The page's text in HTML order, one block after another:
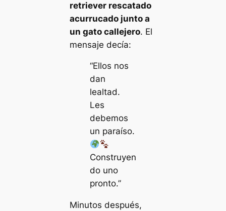
retriever rescatado
acurrucado junto a
un gato callejero. El
mensaje decía:
“Ellos nos
dan
lealtad.
Les
debemos
un paraíso.
Construyen
do uno
pronto.”
Minutos después,